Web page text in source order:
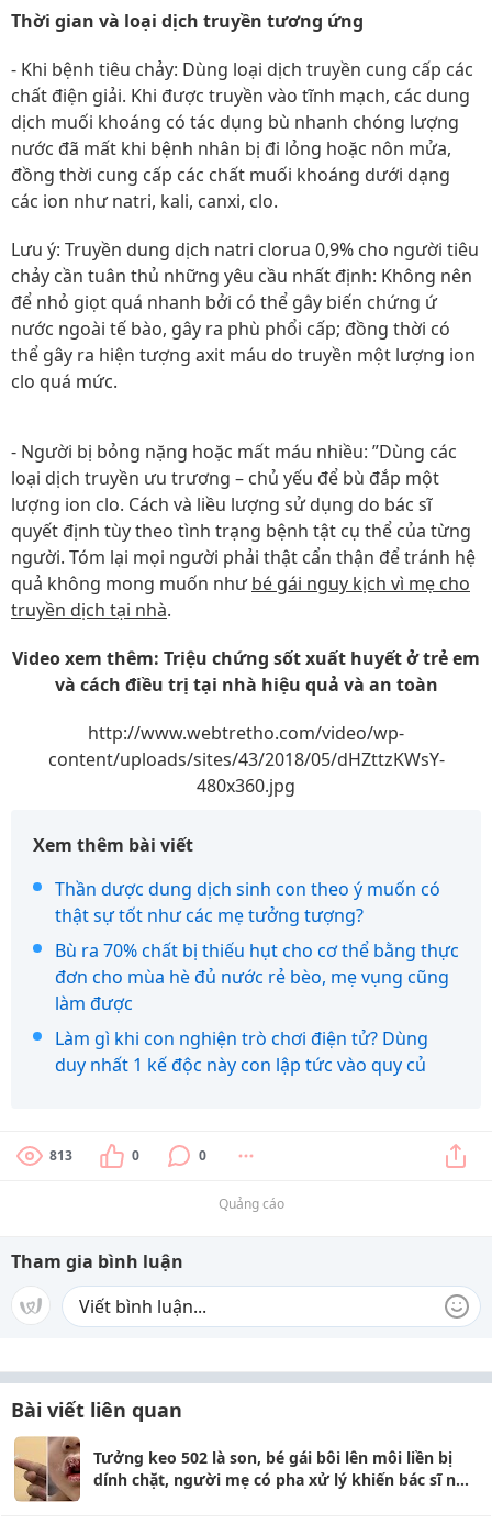
Thời gian và loại dịch truyền tương ứng
- Khi bệnh tiêu chảy: Dùng loại dịch truyền cung cấp các
chất điện giải. Khi được truyền vào tĩnh mạch, các dung
dịch muối khoáng có tác dụng bù nhanh chóng lượng
nước đã mất khi bệnh nhân bị đi lỏng hoặc nôn mửa,
đồng thời cung cấp các chất muối khoáng dưới dạng
các ion như natri, kali, canxi, clo.
Lưu ý: Truyền dung dịch natri clorua 0,9% cho người tiêu
chảy cần tuân thủ những yêu cầu nhất định: Không nên
để nhỏ giọt quá nhanh bởi có thể gây biến chứng ứ
nước ngoài tế bào, gây ra phù phổi cấp; đồng thời có
thể gây ra hiện tượng axit máu do truyền một lượng ion
clo quá mức.
- Người bị bỏng nặng hoặc mất máu nhiều: ”Dùng các
loại dịch truyền ưu trương – chủ yếu để bù đắp một
lượng ion clo. Cách và liều lượng sử dụng do bác sĩ
quyết định tùy theo tình trạng bệnh tật cụ thể của từng
người. Tóm lại mọi người phải thật cẩn thận để tránh hệ
quả không mong muốn nhưbé gái nguy kịch vì mẹ cho
truyền dịch tại nhà.
Video xem thêm: Triệu chứng sốt xuất huyết ở trẻ em
và cách điều trị tại nhà hiệu quả và an toàn
http://www.webtretho.com/video/wp-
content/uploads/sites/43/2018/05/dHZttzKWsY-
480x360.jpg
Xem thêm bài viết
Thần dược dung dịch sinh con theo ý muốn có
thật sự tốt như các mẹ tưởng tượng?
Bù ra 70% chất bị thiếu hụt cho cơ thể bằng thực
đơn cho mùa hè đủ nước rẻ bèo, mẹ vụng cũng
làm được
Làm gì khi con nghiện trò chơi điện tử? Dùng
duy nhất 1 kế độc này con lập tức vào quy củ
813 0 0
Quảng cáo
Tham gia bình luận
Bài viết liên quan
Tưởng keo 502 là son, bé gái bôi lên môi liền bị
dính chặt, người mẹ có pha xử lý khiến bác sĩ ngỡ